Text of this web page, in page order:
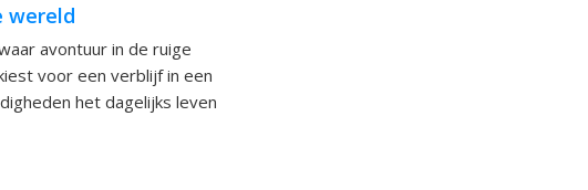
wereld
avontuur in de ruige
voor een verblijf in een
het dagelijks leven